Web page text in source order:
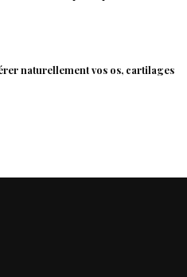
naturellement vos os, cartilages